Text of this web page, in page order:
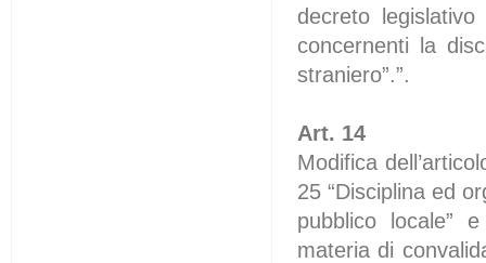
decreto
concernenti la
straniero”.”.
Art. 14
Modifica
25 “Disciplina ed
pubblico locale”
materia di